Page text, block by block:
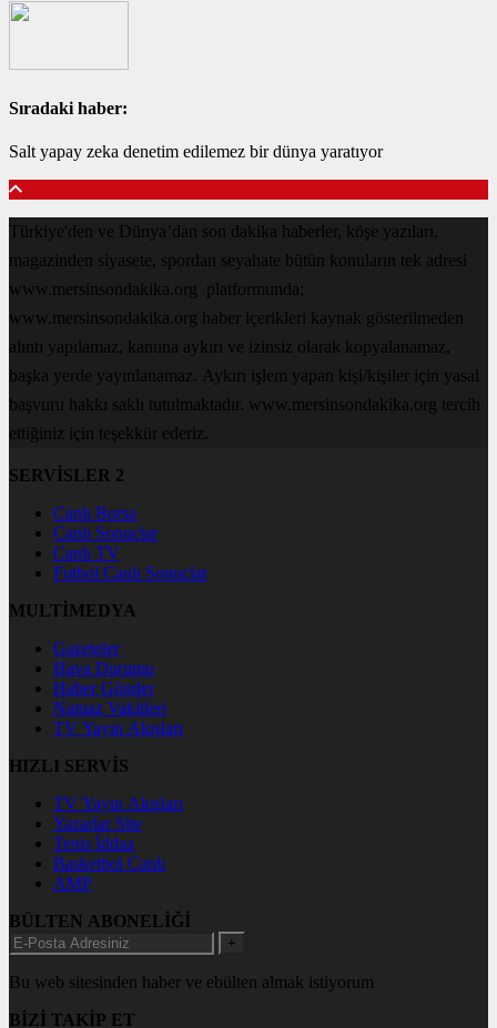
Sıradaki haber:
Salt yapay zeka denetim edilemez bir dünya yaratıyor
Türkiye'den ve Dünya’dan son dakika haberler, köşe yazıları,
magazinden siyasete, spordan seyahate bütün konuların tek adresi
www.mersinsondakika.org platformunda;
www.mersinsondakika.org haber içerikleri kaynak gösterilmeden
alıntı yapılamaz, kanuna aykırı ve izinsiz olarak kopyalanamaz,
başka yerde yayınlanamaz. Aykırı işlem yapan kişi/kişiler için yasal
başvuru hakkı saklı tutulmaktadır. www.mersinsondakika.org tercih
ettiğiniz için teşekkür ederiz.
SERVİSLER 2
Canlı Borsa
Canlı Sonuçlar
Canlı TV
Futbol Canlı Sonuçlar
MULTİMEDYA
Gazeteler
Hava Durumu
Haber Gönder
Namaz Vakitleri
TV Yayın Akışları
HIZLI SERVİS
TV Yayın Akışları
Yazarlar Site
Tenis İddaa
Basketbol Canlı
AMP
BÜLTEN ABONELİĞİ
+
Bu web sitesinden haber ve ebülten almak istiyorum
BİZİ TAKİP ET